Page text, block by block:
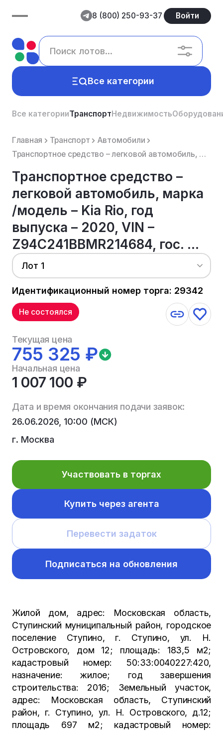
8 (800) 250-93-37 Войти
Все категории
Все категорииТранспортНедвижимость
Главная Транспорт
Автомобили
Транспортное средство – легковой автомобиль, марка /модель – Kia Rio, год выпуска – 2020, VIN – Z94C...
Транспортное средство –
легковой автомобиль, марка
/модель – Kia Rio, год
выпуска – 2020, VIN –
Z94C241BBMR214684, гос. ...
Лот 1
Идентификационный номер торга: 29342
Не состоялся
Текущая цена
755 325 ₽
Начальная цена
1 007 100 ₽
Дата и время окончания подачи заявок:
26.06.2026, 10:00 (МСК)
г. Москва
Участвовать в торгах
Купить через агента
Перевести задаток
Подписаться на обновления
Жилой дом, адрес: Московская область,
Ступинский муниципальный район, городское
поселение Ступино, г. Ступино, ул. Н.
Островского, дом 12; площадь: 183,5 м2;
кадастровый номер: 50:33:0040227:420,
назначение: жилое; год завершения
строительства: 2016; Земельный участок,
адрес: Московская область, Ступинский
район, г. Ступино, ул. Н. Островского, д.12;
площадь 697 м2; кадастровый номер: